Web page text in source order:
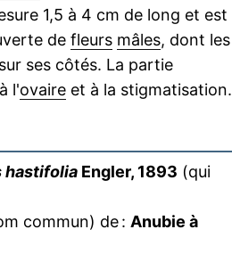
1,5 à 4 cm de long et est
de fleurs mâles, dont les
sur ses côtés. La partie
l'ovaire et à la stigmatisation.
hastifolia Engler, 1893 (qui
commun) de : Anubie à